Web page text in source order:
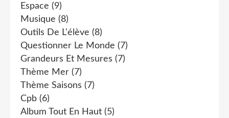
Espace (9)
Musique (8)
Outils De L'élève (8)
Questionner Le Monde (7)
Grandeurs Et Mesures (7)
Thème Mer (7)
Thème Saisons (7)
Cpb (6)
Album Tout En Haut (5)